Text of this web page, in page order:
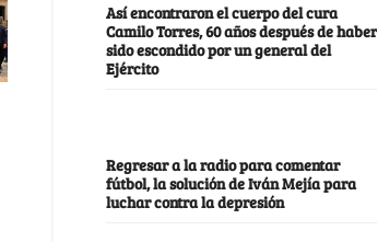
Así encontraron el cuerpo del cura
Camilo Torres, 60 años después de haber
sido escondido por un general del
Ejército
Regresar a la radio para comentar
fútbol, la solución de Iván Mejía para
luchar contra la depresión